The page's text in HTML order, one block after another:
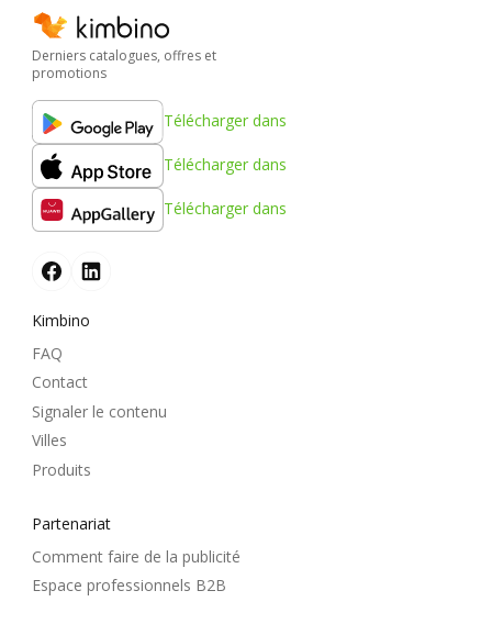
Derniers catalogues, offres et
promotions
Télécharger dans
Télécharger dans
Télécharger dans
Kimbino
FAQ
Contact
Signaler le contenu
Villes
Produits
Partenariat
Comment faire de la publicité
Espace professionnels B2B